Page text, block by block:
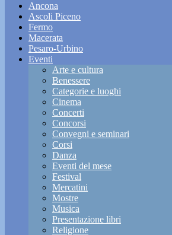
Ancona
Ascoli Piceno
Fermo
Macerata
Pesaro-Urbino
Eventi
Arte e cultura
Benessere
Categorie e luoghi
Cinema
Concerti
Concorsi
Convegni e seminari
Corsi
Danza
Eventi del mese
Festival
Mercatini
Mostre
Musica
Presentazione libri
Religione